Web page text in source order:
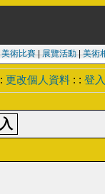
美術比賽| 展覽活動| 美術
: 更改個人資料 : : 登入